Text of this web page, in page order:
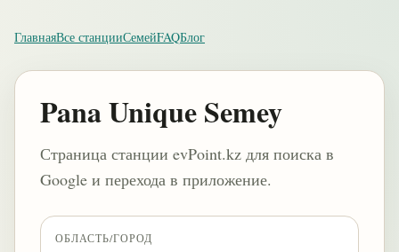
ГлавнаяВсе станцииСемейFAQБлог
Pana Unique Semey
Страница станции evPoint.kz для поиска в
Google и перехода в приложение.
ОБЛАСТЬ/ГОРОД